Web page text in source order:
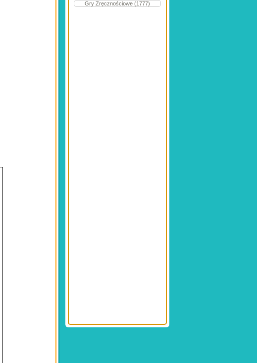
Gry Zręcznościowe (1777)